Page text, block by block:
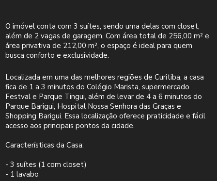
O imóvel conta com 3 suítes, sendo uma delas com closet,
além de 2 vagas de garagem. Com área total de 256,00 m² e
área privativa de 212,00 m², o espaço é ideal para quem
busca conforto e exclusividade.
Localizada em uma das melhores regiões de Curitiba, a casa
fica de 1 a 3 minutos do Colégio Marista, supermercado
Festval e Parque Tingui, além de levar de 4 a 6 minutos do
Parque Barigui, Hospital Nossa Senhora das Graças e
Shopping Barigui. Essa localização oferece praticidade e fácil
acesso aos principais pontos da cidade.
Características da Casa:
- 3 suítes (1 com closet)
- 1 lavabo